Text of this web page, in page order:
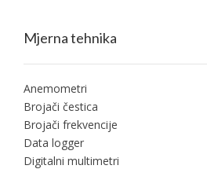
Mjerna tehnika
Anemometri
Brojači čestica
Brojači frekvencije
Data logger
Digitalni multimetri